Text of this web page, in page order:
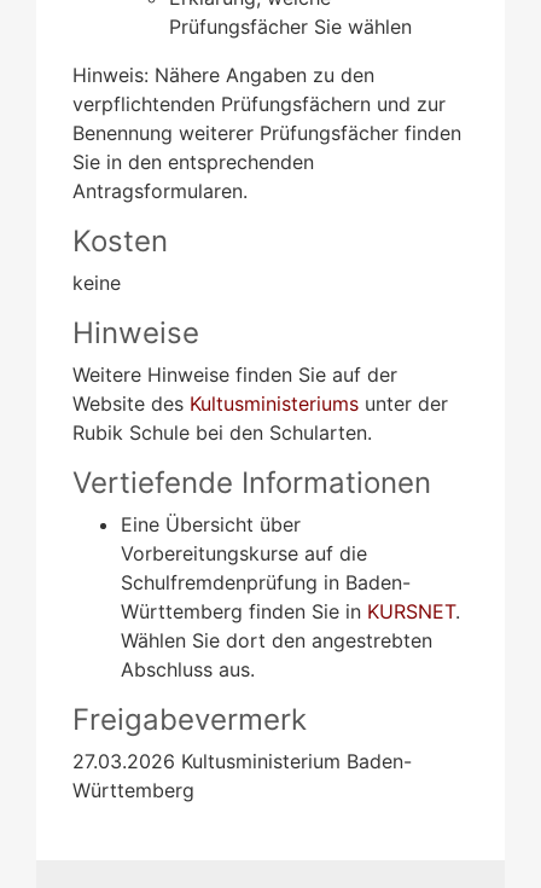
Prüfungsfächer Sie wählen
Hinweis: Nähere Angaben zu den
verpflichtenden Prüfungsfächern und zur
Benennung weiterer Prüfungsfächer finden
Sie in den entsprechenden
Antragsformularen.
Kosten
keine
Hinweise
Weitere Hinweise finden Sie auf der
Website des Kultusministeriums unter der
Rubik Schule bei den Schularten.
Vertiefende Informationen
Eine Übersicht über
Vorbereitungskurse auf die
Schulfremdenprüfung in Baden-
Württemberg finden Sie in KURSNET.
Wählen Sie dort den angestrebten
Abschluss aus.
Freigabevermerk
27.03.2026 Kultusministerium Baden-
Württemberg